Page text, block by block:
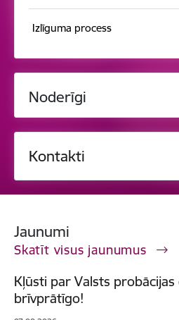
Izlīguma process
Noderīgi
Kontakti
Jaunumi
Skatīt visus jaunumus
Kļūsti par Valsts
brīvprātīgo!